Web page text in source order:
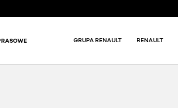
GRUPA RENAULT RENAULT